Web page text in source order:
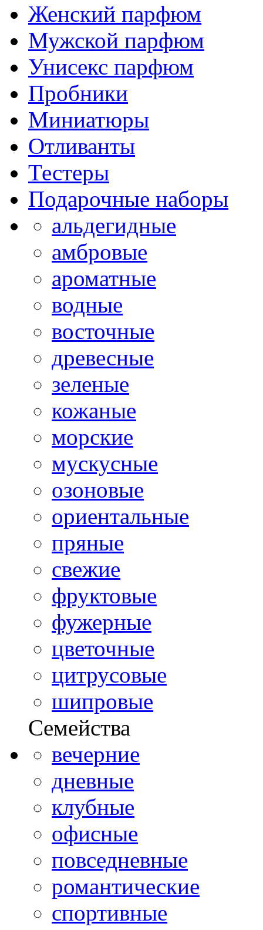
Женский парфюм
Мужской парфюм
Унисекс парфюм
Пробники
Миниатюры
Отливанты
Тестеры
Подарочные наборы
альдегидные
амбровые
ароматные
водные
восточные
древесные
зеленые
кожаные
морские
мускусные
озоновые
ориентальные
пряные
свежие
фруктовые
фужерные
цветочные
цитрусовые
шипровые
Семейства
вечерние
дневные
клубные
офисные
повседневные
романтические
спортивные